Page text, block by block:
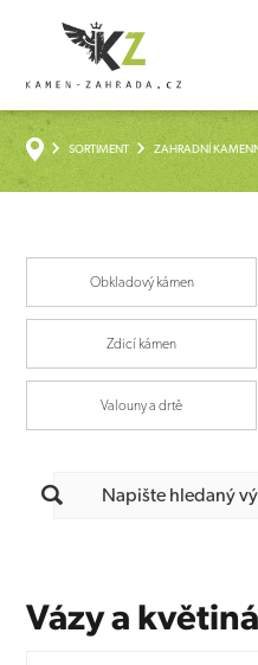
SORTIMENT ZAHRADNÍ
Obkladový kámen
Zdicí kámen
Valouny a drtě
Vázy a